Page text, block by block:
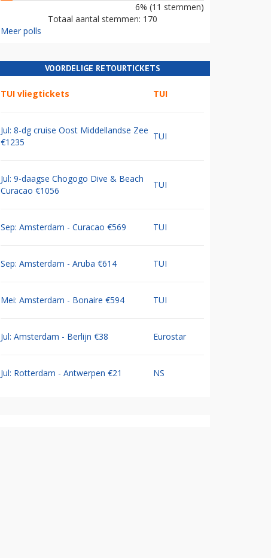
6% (11 stemmen)
Totaal aantal stemmen: 170
Meer polls
VOORDELIGE RETOURTICKETS
TUI vliegtickets TUI
Jul: 8-dg cruise Oost Middellandse Zee
€1235
TUI
Jul: 9-daagse Chogogo Dive & Beach
Curacao €1056
TUI
Sep: Amsterdam - Curacao €569 TUI
Sep: Amsterdam - Aruba €614 TUI
Mei: Amsterdam - Bonaire €594 TUI
Jul: Amsterdam - Berlijn €38 Eurostar
Jul: Rotterdam - Antwerpen €21 NS